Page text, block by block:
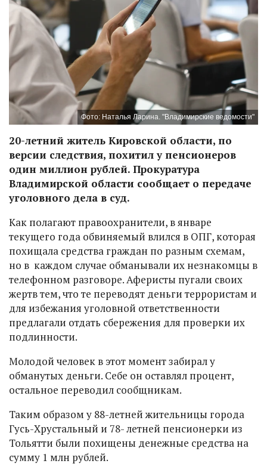
Фото: Наталья Ларина. "Владимирские ведомости"
20-летний житель Кировской области, по
версии следствия, похитил у пенсионеров
один миллион рублей. Прокуратура
Владимирской области сообщает о передаче
уголовного дела в суд.
Как полагают правоохранители, в январе
текущего года обвиняемый влился в ОПГ, которая
похищала средства граждан по разным схемам,
но в каждом случае обманывали их незнакомцы в
телефонном разговоре. Аферисты пугали своих
жертв тем, что те переводят деньги террористам и
для избежания уголовной ответственности
предлагали отдать сбережения для проверки их
подлинности.
Молодой человек в этот момент забирал у
обманутых деньги. Себе он оставлял процент,
остальное переводил сообщникам.
Таким образом у 88-летней жительницы города
Гусь-Хрустальный и 78- летней пенсионерки из
Тольятти были похищены денежные средства на
сумму 1 млн рублей.